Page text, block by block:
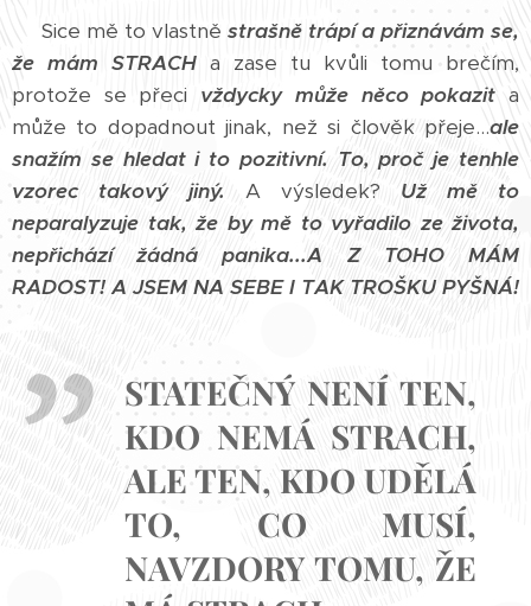
Sice mě to vlastně strašně trápí a přiznávám se,
že mám STRACH a zase tu kvůli tomu brečím,
protože se přeci vždycky může něco pokazit a
může to dopadnout jinak, než si člověk přeje...ale
snažím se hledat i to pozitivní. To, proč je tenhle
vzorec takový jiný. A výsledek? Už mě to
neparalyzuje tak, že by mě to vyřadilo ze života,
nepřichází žádná panika...A Z TOHO MÁM
RADOST! A JSEM NA SEBE I TAK TROŠKU PYŠNÁ!
STATEČNÝ NENÍ TEN,
KDO NEMÁ STRACH,
ALE TEN, KDO UDĚLÁ
TO, CO MUSÍ,
NAVZDORY TOMU, ŽE